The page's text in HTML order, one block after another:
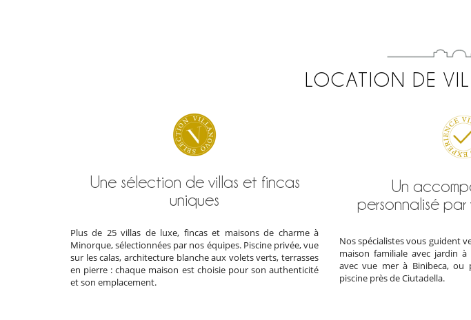
LOCATION DE
Une sélection de villas et fincas
uniques
Plus de 25 villas de luxe, fincas et maisons de charme à
Minorque, sélectionnées par nos équipes. Piscine privée, vue
sur les calas, architecture blanche aux volets verts, terrasses
en pierre : chaque maison est choisie pour son authenticité
et son emplacement.
Un
personnalisé
Nos spécialistes vous guident
maison familiale avec jardin
avec vue mer à Binibeca, ou
piscine près de Ciutadella.